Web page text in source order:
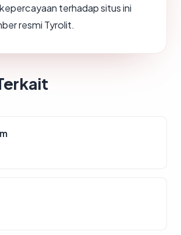
terhadap situs ini
resmi Tyrolit.